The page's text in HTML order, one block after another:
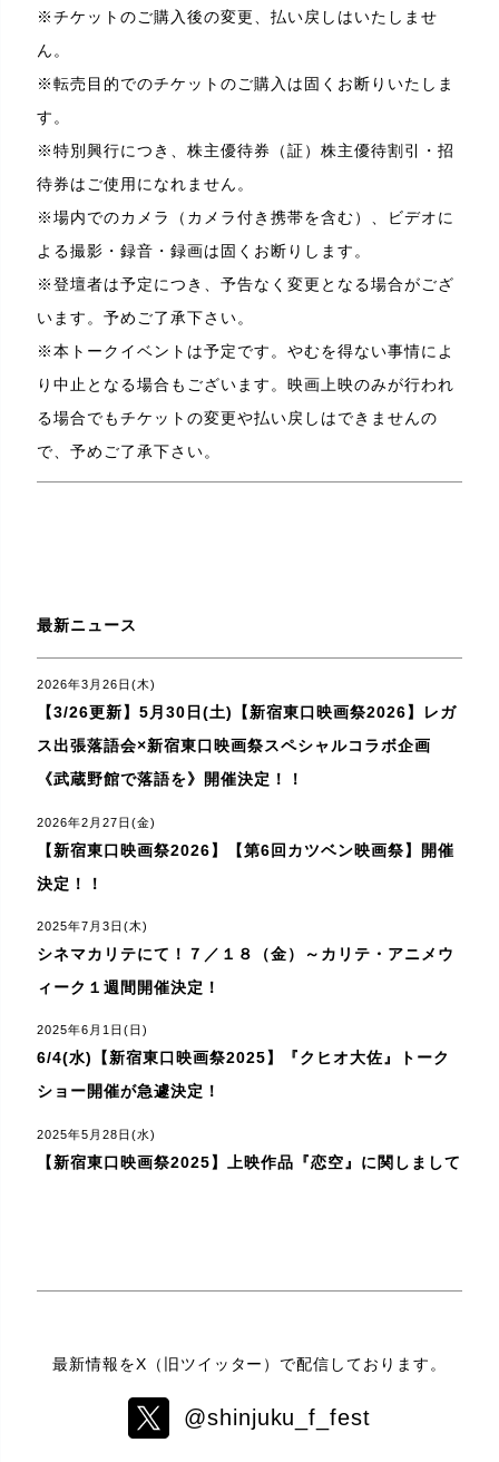
※チケットのご購入後の変更、払い戻しはいたしませ
ん。
※転売目的でのチケットのご購入は固くお断りいたしま
す。
※特別興行につき、株主優待券（証）株主優待割引・招
待券はご使用になれません。
※場内でのカメラ（カメラ付き携帯を含む）、ビデオに
よる撮影・録音・録画は固くお断りします。
※登壇者は予定につき、予告なく変更となる場合がござ
います。予めご了承下さい。
※本トークイベントは予定です。やむを得ない事情によ
り中止となる場合もございます。映画上映のみが行われ
る場合でもチケットの変更や払い戻しはできませんの
で、予めご了承下さい。
最新ニュース
2026年3月26日(木)
【3/26更新】5月30日(土)【新宿東口映画祭2026】レガ
ス出張落語会×新宿東口映画祭スペシャルコラボ企画
《武蔵野館で落語を》開催決定！！
2026年2月27日(金)
【新宿東口映画祭2026】【第6回カツベン映画祭】開催
決定！！
2025年7月3日(木)
シネマカリテにて！７／１８（金）～カリテ・アニメウ
ィーク１週間開催決定！
2025年6月1日(日)
6/4(水)【新宿東口映画祭2025】『クヒオ大佐』トーク
ショー開催が急遽決定！
2025年5月28日(水)
【新宿東口映画祭2025】上映作品『恋空』に関しまして
最新情報をX（旧ツイッター）で配信しております。
@shinjuku_f_fest